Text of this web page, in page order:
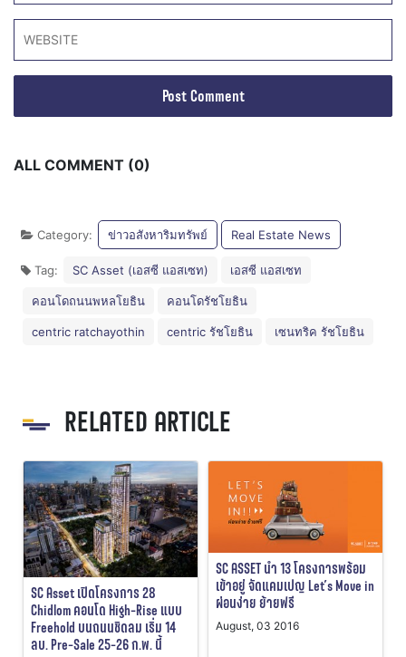
ALL COMMENT (0)
Category: ข่าวอสังหาริมทรัพย์ Real Estate News
Tag: SC Asset (เอสซี แอสเซท) เอสซี แอสเซท
คอนโดถนนพหลโยธิน คอนโดรัชโยธิน
centric ratchayothin centric รัชโยธิน เซนทริค รัชโยธิน
RELATED ARTICLE
SC Asset เปิดโครงการ 28
Chidlom คอนโด High-Rise แบบ
Freehold บนถนนชิดลม เริ่ม 14
ลบ. Pre-Sale 25-26 ก.พ. นี้
SC ASSET นำ 13 โครงการพร้อม
เข้าอยู่ จัดแคมเปญ Let’s Move in
ผ่อนง่าย ย้ายฟรี
August, 03 2016